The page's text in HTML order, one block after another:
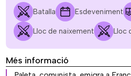
Batalla Esdeveniment
Lloc de naixement Lloc
Més informació